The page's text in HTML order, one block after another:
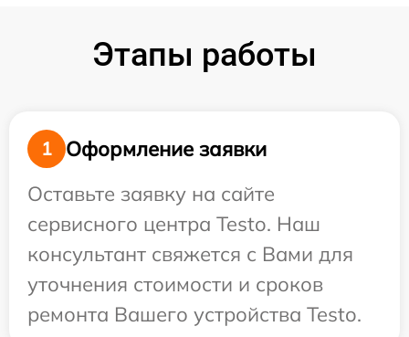
Этапы работы
1
Оформление заявки
Оставьте заявку на сайте
сервисного центра Testo. Наш
консультант свяжется с Вами для
уточнения стоимости и сроков
ремонта Вашего устройства Testo.